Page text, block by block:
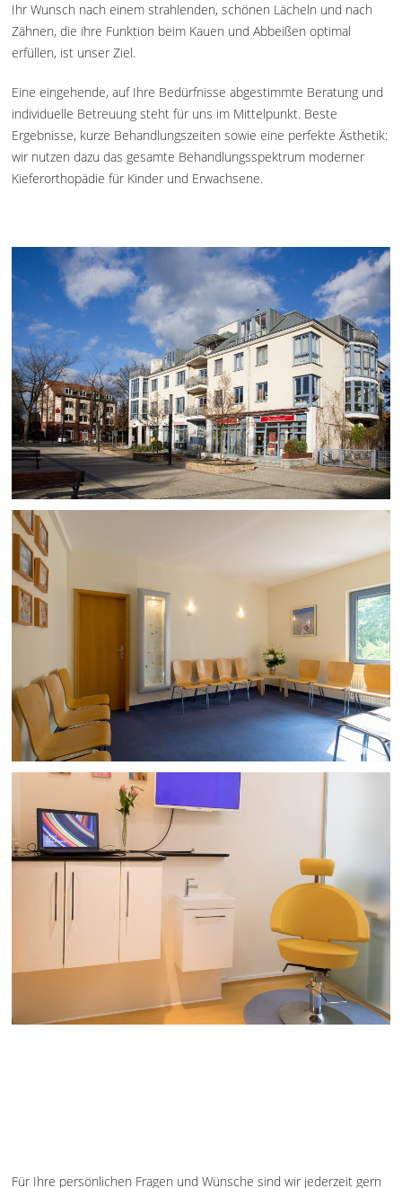
Ihr Wunsch nach einem strahlenden, schönen Lächeln und nach
Zähnen, die ihre Funktion beim Kauen und Abbeißen optimal
erfüllen, ist unser Ziel.
Eine eingehende, auf Ihre Bedürfnisse abgestimmte Beratung und
individuelle Betreuung steht für uns im Mittelpunkt. Beste
Ergebnisse, kurze Behandlungszeiten sowie eine perfekte Ästhetik:
wir nutzen dazu das gesamte Behandlungsspektrum moderner
Kieferorthopädie für Kinder und Erwachsene.
Für Ihre persönlichen Fragen und Wünsche sind wir jederzeit gern